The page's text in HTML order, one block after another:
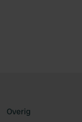
Overig